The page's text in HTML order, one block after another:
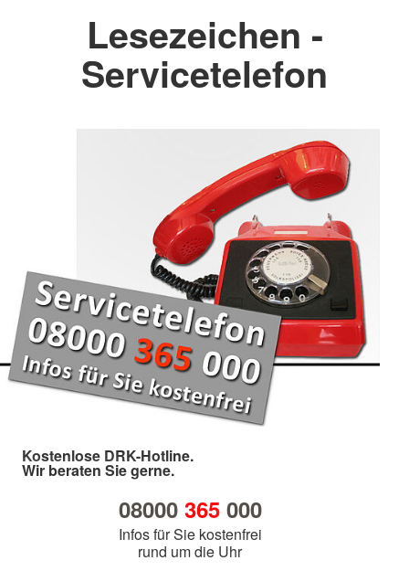
Lesezeichen -
Servicetelefon
Kostenlose DRK-Hotline.
Wir beraten Sie gerne.
08000 365000
Infos für Sie kostenfrei
rund um die Uhr